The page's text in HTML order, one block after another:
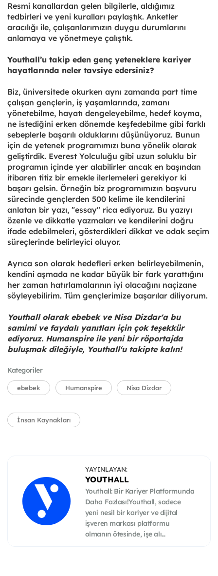
Resmi kanallardan gelen bilgilerle, aldığımız
tedbirleri ve yeni kuralları paylaştık. Anketler
aracılığı ile, çalışanlarımızın duygu durumlarını
anlamaya ve yönetmeye çalıştık.
Youthall’u takip eden genç yeteneklere kariyer
hayatlarında neler tavsiye edersiniz?
Biz, üniversitede okurken aynı zamanda part time
çalışan gençlerin, iş yaşamlarında, zamanı
yönetebilme, hayatı dengeleyebilme, hedef koyma,
ne istediğini erken dönemde keşfedebilme gibi farklı
sebeplerle başarılı olduklarını düşünüyoruz. Bunun
için de yetenek programımızı buna yönelik olarak
geliştirdik. Everest Yolculuğu gibi uzun soluklu bir
programın içinde yer alabilirler ancak en başından
itibaren titiz bir emekle ilerlemeleri gerekiyor ki
başarı gelsin. Örneğin biz programımızın başvuru
sürecinde gençlerden 500 kelime ile kendilerini
anlatan bir yazı, "essay" rica ediyoruz. Bu yazıyı
özenle ve dikkatle yazmaları ve kendilerini doğru
ifade edebilmeleri, gösterdikleri dikkat ve odak seçim
süreçlerinde belirleyici oluyor.
Ayrıca son olarak hedefleri erken belirleyebilmenin,
kendini aşmada ne kadar büyük bir fark yarattığını
her zaman hatırlamalarının iyi olacağını naçizane
söyleyebilirim. Tüm gençlerimize başarılar diliyorum.
Youthall olarak ebebek ve Nisa Dizdar'a bu
samimi ve faydalı yanıtları için çok teşekkür
ediyoruz. Humanspire ile yeni bir röportajda
buluşmak dileğiyle, Youthall‘u takipte kalın!
Kategoriler
ebebek Humanspire Nisa Dizdar
İnsan Kaynakları
YAYINLAYAN:
YOUTHALL
Youthall: Bir Kariyer Platformunda
Daha Fazlası!Youthall, sadece
yeni nesil bir kariyer ve dijital
işveren markası platformu
olmanın ötesinde, işe alı...